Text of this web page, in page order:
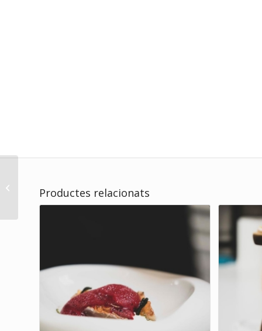
Productes relacionats
MARE NOSTRUM